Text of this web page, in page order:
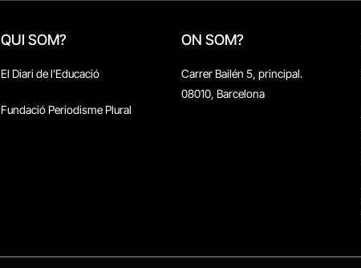
QUI SOM?
El Diari de l'Educació
Fundació Periodisme Plural
ON SOM?
Carrer Bailén 5, principal.
08010, Barcelona